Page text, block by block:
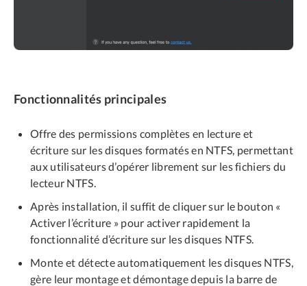
Fonctionnalités principales
Offre des permissions complètes en lecture et
écriture sur les disques formatés en NTFS, permettant
aux utilisateurs d’opérer librement sur les fichiers du
lecteur NTFS.
Après installation, il suffit de cliquer sur le bouton «
Activer l’écriture » pour activer rapidement la
fonctionnalité d’écriture sur les disques NTFS.
Monte et détecte automatiquement les disques NTFS,
gère leur montage et démontage depuis la barre de